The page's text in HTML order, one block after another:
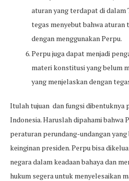
aturan yang terdapat di dalam
tegas menyebut bahwa
dengan menggunakan Perpu.
Perpu juga dapat menjadi
materi konstitusi yang belum
yang menjelaskan dengan
Itulah tujuan dan fungsi dibentuknya
Indonesia. Haruslah dipahami bahwa
peraturan perundang-undangan yang
keinginan presiden. Perpu bisa
negara dalam keadaan bahaya dan
hukum segera untuk menyelesaikan